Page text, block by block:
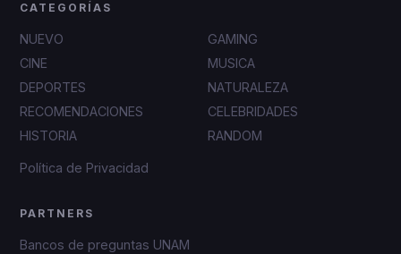
CATEGORÍAS
NUEVO
GAMING
CINE
MUSICA
DEPORTES
NATURALEZA
RECOMENDACIONES
CELEBRIDADES
HISTORIA
RANDOM
Política de Privacidad
PARTNERS
Bancos de preguntas UNAM